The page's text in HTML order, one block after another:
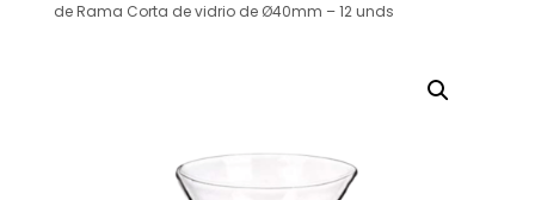
de Rama Corta de vidrio de Ø40mm – 12 unds